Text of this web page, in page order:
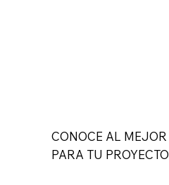
CONOCE AL
PARA TU